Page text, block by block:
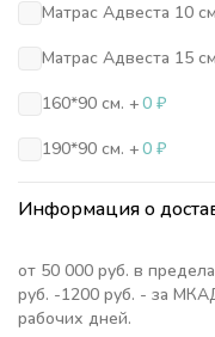
Матрас Адвеста 10
Матрас Адвеста 15
160*90 см. +0 ₽
190*90 см. +0 ₽
Информация о
от 50 000 руб. в
руб. -1200 руб. - за
рабочих дней.